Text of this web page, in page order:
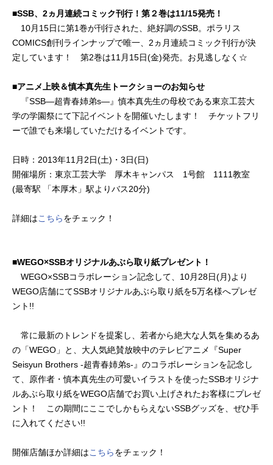
■SSB、2ヵ月連続コミック刊行！第２巻は11/15発売！
10月15日に第1巻が刊行された、絶好調のSSB。ポラリス
COMICS創刊ラインナップで唯一、2ヵ月連続コミック刊行が決
定しています！ 第2巻は11月15日(金)発売。お見逃しなく☆
■アニメ上映＆慎本真先生トークショーのお知らせ
『SSB―超青春姉弟s―』慎本真先生の母校である東京工芸大
学の学園祭にて下記イベントを開催いたします！ チケットフリ
ーで誰でも来場していただけるイベントです。
日時：2013年11月2日(土)・3日(日)
開催場所：東京工芸大学 厚木キャンパス 1号館 1111教室
(最寄駅 「本厚木」駅よりバス20分)
詳細はこちらをチェック！
■WEGO×SSBオリジナルあぶら取り紙プレゼント！
WEGO×SSBコラボレーション記念して、10月28日(月)より
WEGO店舗にてSSBオリジナルあぶら取り紙を5万名様へプレゼ
ント!!
常に最新のトレンドを提案し、若者から絶大な人気を集めるあ
の「WEGO」と、大人気絶賛放映中のテレビアニメ『Super
Seisyun Brothers -超青春姉弟s-』のコラボレーションを記念し
て、原作者・慎本真先生の可愛いイラストを使ったSSBオリジナ
ルあぶら取り紙をWEGO店舗でお買い上げされたお客様にプレゼ
ント！ この期間にここでしかもらえないSSBグッズを、ぜひ手
に入れてください!!
開催店舗ほか詳細はこちらをチェック！